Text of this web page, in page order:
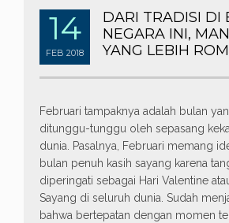
14
FEB 2018
DARI TRADISI DI
NEGARA INI,
YANG LEBIH
Februari tampaknya adalah bulan
ditunggu-tunggu oleh sepasang
dunia. Pasalnya, Februari memang
bulan penuh kasih sayang karena
diperingati sebagai Hari Valentine
Sayang di seluruh dunia. Sudah
bahwa bertepatan dengan momen